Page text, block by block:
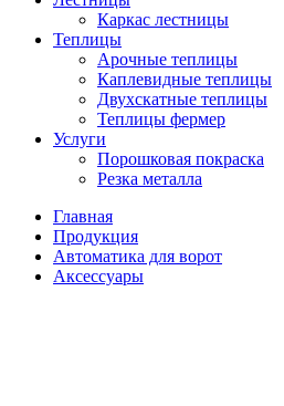
Каркас лестницы
Теплицы
Арочные теплицы
Каплевидные теплицы
Двухскатные теплицы
Теплицы фермер
Услуги
Порошковая покраска
Резка металла
Главная
Продукция
Автоматика для ворот
Аксессуары